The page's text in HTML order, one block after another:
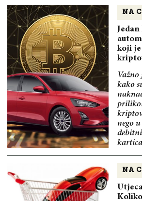
NA
koji je
kako
nego
NA